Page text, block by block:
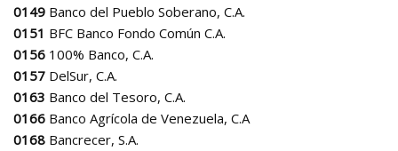
0149 Banco del Pueblo Soberano, C.A.
0151 BFC Banco Fondo Común C.A.
0156 100% Banco, C.A.
0157 DelSur, C.A.
0163 Banco del Tesoro, C.A.
0166 Banco Agrícola de Venezuela, C.A
0168 Bancrecer, S.A.